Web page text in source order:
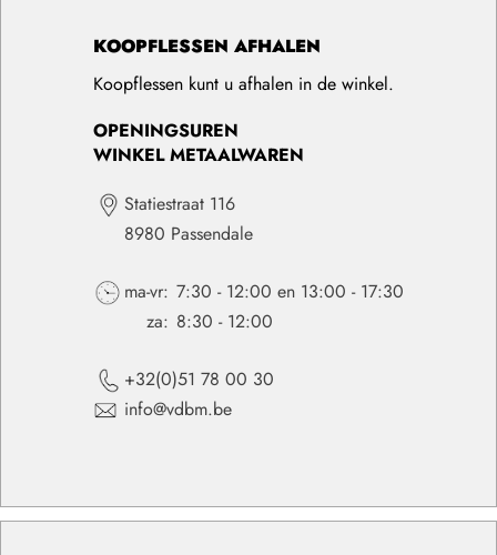
KOOPFLESSEN AFHALEN
Koopflessen kunt u afhalen in de winkel.
OPENINGSUREN
WINKEL METAALWAREN
Statiestraat 116
8980 Passendale
ma-vr: 7:30 - 12:00 en 13:00 - 17:30
za: 8:30 - 12:00
+32(0)51 78 00 30
info@vdbm.be